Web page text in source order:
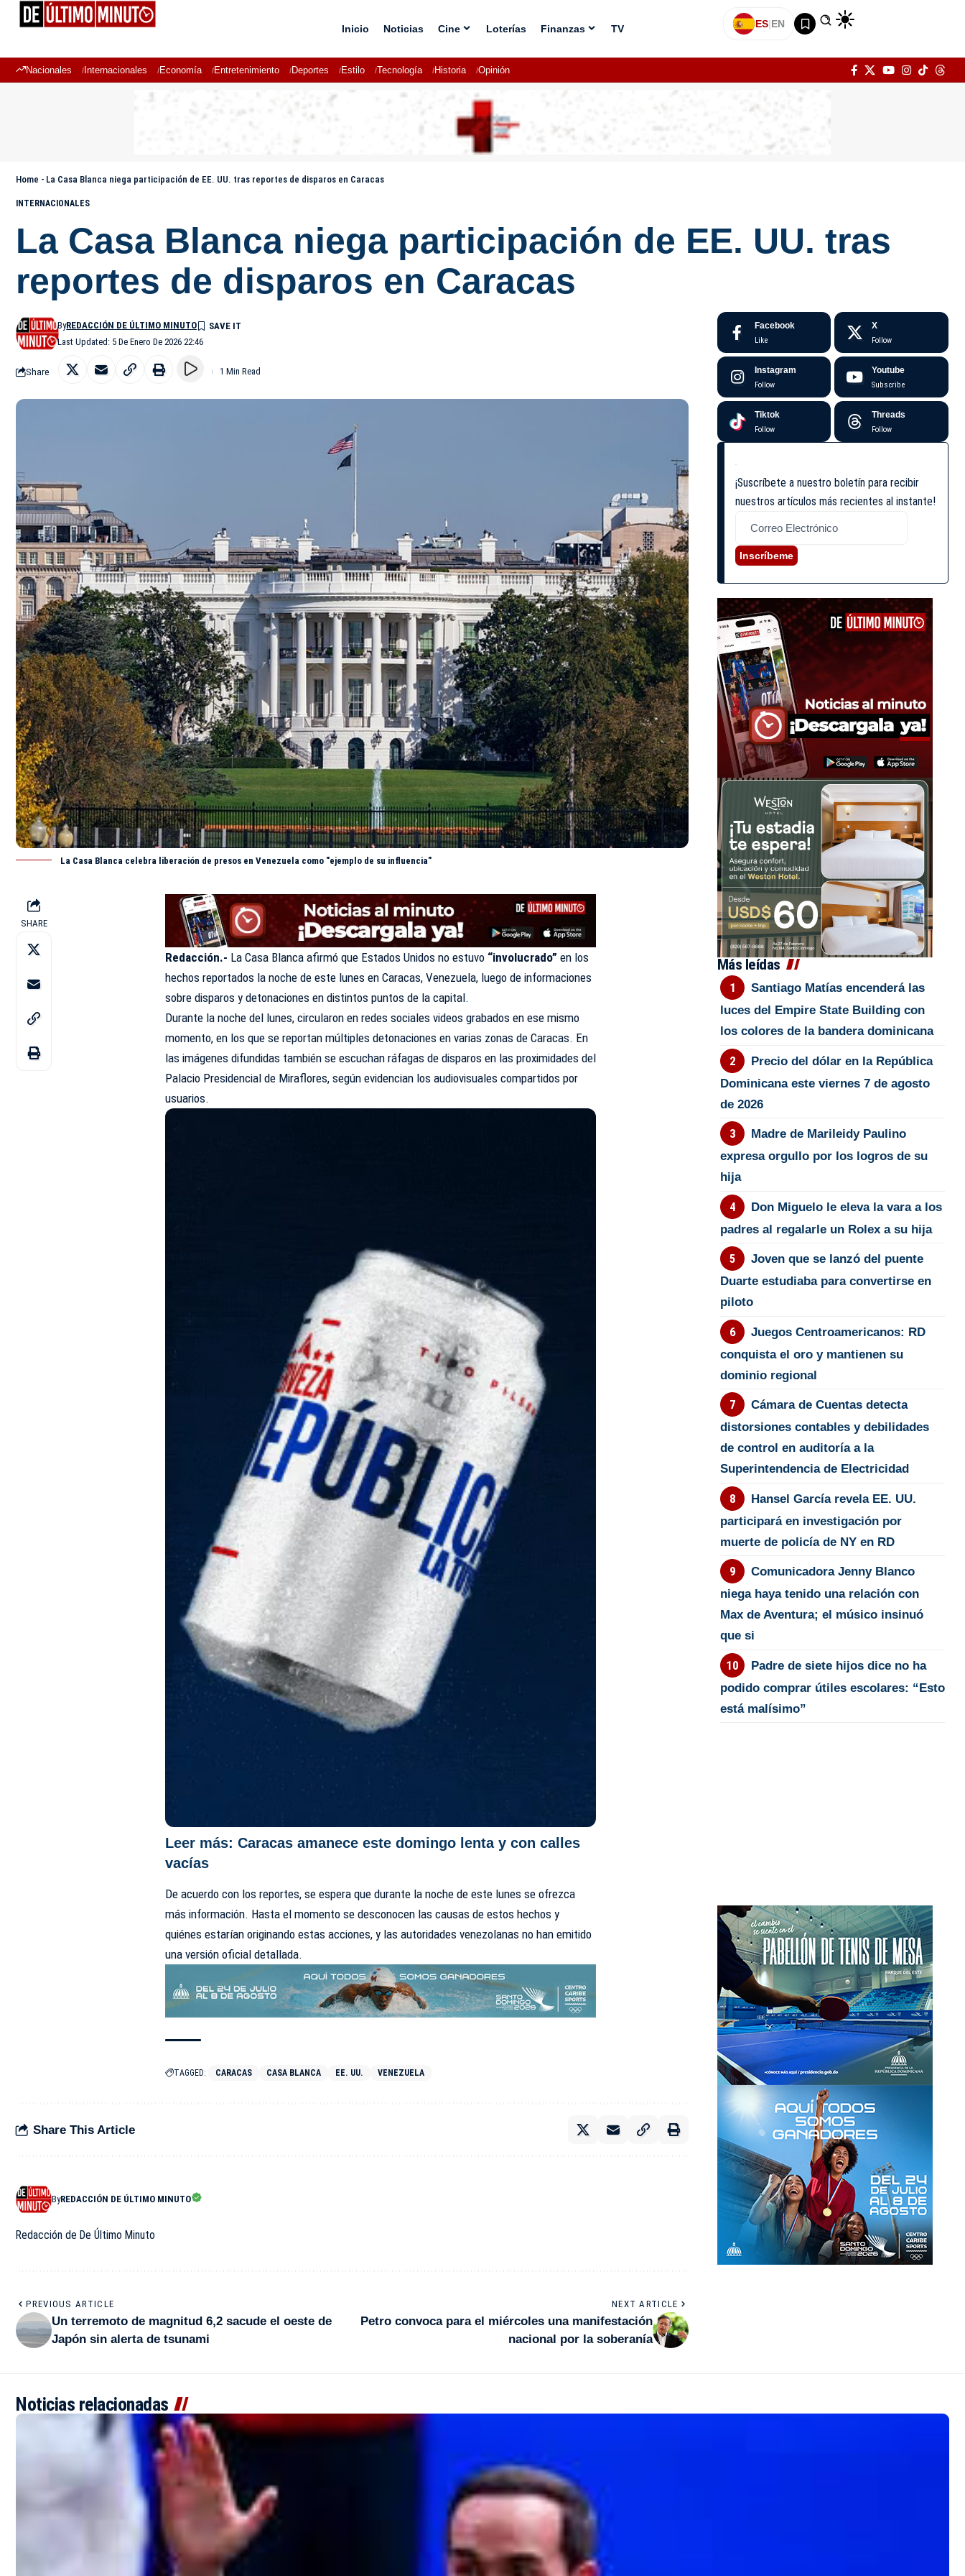
Inicio Noticias Cine Loterías Finanzas TV ES|EN
Nacionales Internacionales Economía Entretenimiento Deportes Estilo Tecnología Historia Opinión
Home - La Casa Blanca niega participación de EE. UU. tras reportes de disparos en Caracas
INTERNACIONALES
La Casa Blanca niega participación de EE. UU. tras
reportes de disparos en Caracas
Last Updated: 5 De Enero De 2026 22:46
ByREDACCIÓN DE ÚLTIMO MINUTO
Share 1 Min Read
La Casa Blanca celebra liberación de presos en Venezuela como "ejemplo de su influencia"
SHARE
Redacción.- La Casa Blancaafirmó que Estados Unidos no estuvo “involucrado”en los
hechos reportados la noche de este lunes en Caracas, Venezuela, luego de informaciones
sobre disparos y detonaciones en distintos puntos de la capital.
Durante la noche del lunes, circularon en redes sociales videos grabados en ese mismo
momento, en los que se reportan múltiples detonaciones en varias zonas de Caracas. En
las imágenes difundidas también se escuchan ráfagas de disparos en las proximidades del
Palacio Presidencial de Miraflores, según evidencian los audiovisuales compartidos por
usuarios.
Leer más:Caracas amanece este domingo lenta y con calles
vacías
De acuerdo con los reportes, se espera que durante la noche de este lunes se ofrezca
más información. Hasta el momento se desconocen las causas de estos hechos y
quiénes estarían originando estas acciones, y las autoridades venezolanas no han emitido
una versión oficial detallada.
TAGGED: CARACAS CASA BLANCA EE. UU. VENEZUELA
Share This Article
ByREDACCIÓN DE ÚLTIMO MINUTO
Redacción de De Último Minuto
PREVIOUS ARTICLE
Un terremoto de magnitud 6,2 sacude el oeste de
Japón sin alerta de tsunami
NEXT ARTICLE
Petro convoca para el miércoles una manifestación
nacional por la soberanía
Facebook
Like
X
Follow
Instagram
Follow
Youtube
Subscribe
Tiktok
Follow
Threads
Follow
¡Suscríbete a nuestro boletín para recibir
nuestros artículos más recientes al instante!
Inscríbeme
Más leídas
Santiago Matías encenderá las
luces del Empire State Building con
los colores de la bandera dominicana
Precio del dólar en la República
Dominicana este viernes 7 de agosto
de 2026
Madre de Marileidy Paulino
expresa orgullo por los logros de su
hija
Don Miguelo le eleva la vara a los
padres al regalarle un Rolex a su hija
Joven que se lanzó del puente
Duarte estudiaba para convertirse en
piloto
Juegos Centroamericanos: RD
conquista el oro y mantienen su
dominio regional
Cámara de Cuentas detecta
distorsiones contables y debilidades
de control en auditoría a la
Superintendencia de Electricidad
Hansel García revela EE. UU.
participará en investigación por
muerte de policía de NY en RD
Comunicadora Jenny Blanco
niega haya tenido una relación con
Max de Aventura; el músico insinuó
que si
Padre de siete hijos dice no ha
podido comprar útiles escolares: “Esto
está malísimo”
Noticias relacionadas